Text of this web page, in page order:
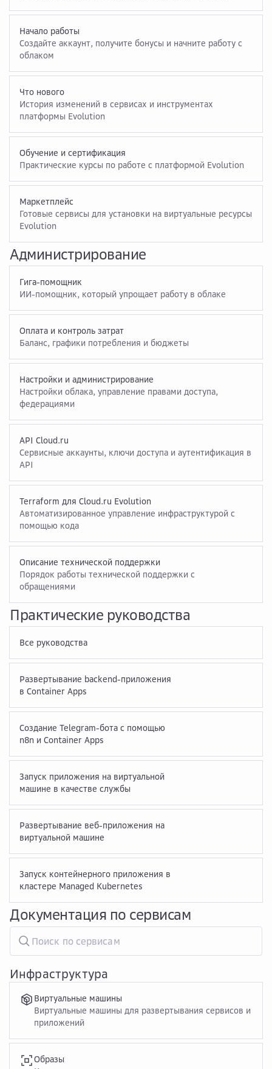
Начало работы
Создайте аккаунт, получите бонусы и начните работу с
облаком
Что нового
История изменений в сервисах и инструментах
платформы Evolution
Обучение и сертификация
Практические курсы по работе с платформой Evolution
Маркетплейс
Готовые сервисы для установки на виртуальные ресурсы
Evolution
Администрирование
Гига-помощник
ИИ-помощник, который упрощает работу в облаке
Оплата и контроль затрат
Баланс, графики потребления и бюджеты
Настройки и администрирование
Настройки облака, управление правами доступа,
федерациями
API Cloud.ru
Сервисные аккаунты, ключи доступа и аутентификация в
API
Terraform для Cloud.ru Evolution
Автоматизированное управление инфраструктурой с
помощью кода
Описание технической поддержки
Порядок работы технической поддержки с
обращениями
Практические руководства
Все руководства
Развертывание backend-приложения
в Container Apps
Создание Telegram-бота с помощью
n8n и Container Apps
Запуск приложения на виртуальной
машине в качестве службы
Развертывание веб-приложения на
виртуальной машине
Запуск контейнерного приложения в
кластере Managed Kubernetes
Документация по сервисам
Инфраструктура
Виртуальные машины
Виртуальные машины для развертывания сервисов и
приложений
Образы